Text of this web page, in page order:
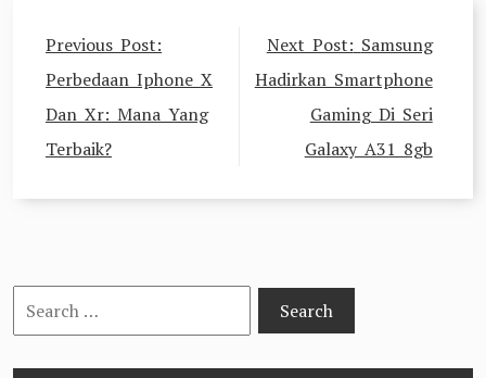
Post
navigation
Previous Post:
Perbedaan Iphone X
Dan Xr: Mana Yang
Terbaik?
Next Post: Samsung
Hadirkan Smartphone
Gaming Di Seri
Galaxy A31 8gb
Search
for: